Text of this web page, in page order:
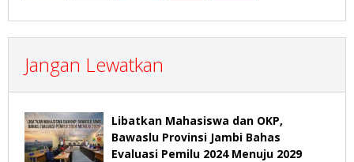
Jangan Lewatkan
Libatkan Mahasiswa dan OKP,
Bawaslu Provinsi Jambi Bahas
Evaluasi Pemilu 2024 Menuju 2029